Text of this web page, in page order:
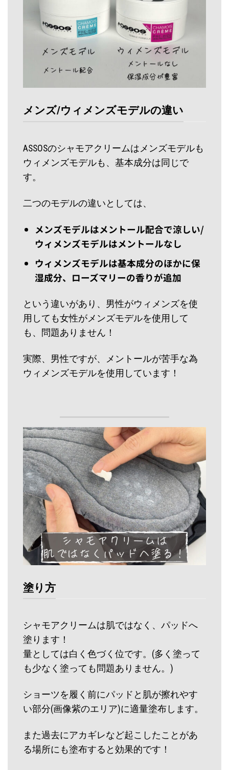
メンズ/ウィメンズモデルの違い
ASSOSのシャモアクリームはメンズモデルも
ウィメンズモデルも、基本成分は同じで
す。
二つのモデルの違いとしては、
メンズモデルはメントール配合で涼しい/
ウィメンズモデルはメントールなし
ウィメンズモデルは基本成分のほかに保
湿成分、ローズマリーの香りが追加
という違いがあり、男性がウィメンズを使
用しても女性がメンズモデルを使用して
も、問題ありません！
実際、男性ですが、メントールが苦手な為
ウィメンズモデルを使用しています！
塗り方
シャモアクリームは肌ではなく、パッドへ
塗ります！
量としては白く色づく位です。(多く塗って
も少なく塗っても問題ありません。)
ショーツを履く前にパッドと肌が擦れやす
い部分(画像紫のエリア)に適量塗布します。
また過去にアカギレなど起こしたことがあ
る場所にも塗布すると効果的です！